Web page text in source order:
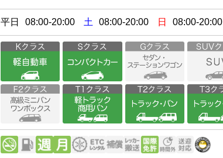
平日 08:00-20:00 土 08:00-20:00 日 08:00-20:00